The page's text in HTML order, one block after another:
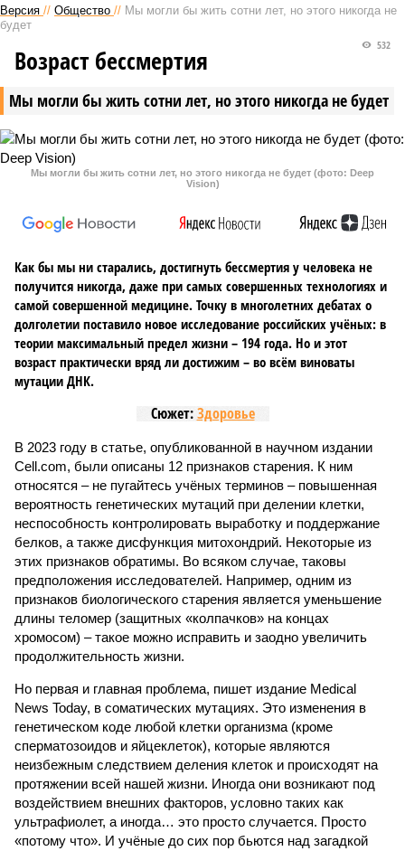
Версия // Общество // Мы могли бы жить сотни лет, но этого никогда не
будет
Мы могли бы жить сотни лет, но этого никогда не будет
532
Возраст бессмертия
Мы могли бы жить сотни лет, но этого никогда не будет (фото: Deep
Vision)
Как бы мы ни старались, достигнуть бессмертия у человека не
получится никогда, даже при самых совершенных технологиях и
самой совершенной медицине. Точку в многолетних дебатах о
долголетии поставило новое исследование российских учёных: в
теории максимальный предел жизни – 194 года. Но и этот
возраст практически вряд ли достижим – во всём виноваты
мутации ДНК.
Сюжет:Здоровье
В 2023 году в статье, опубликованной в научном издании
Cell.com, были описаны 12 признаков старения. К ним
относятся – не пугайтесь учёных терминов – повышенная
вероятность генетических мутаций при делении клетки,
неспособность контролировать выработку и поддержание
белков, а также дисфункция митохондрий. Некоторые из
этих признаков обратимы. Во всяком случае, таковы
предположения исследователей. Например, одним из
признаков биологического старения является уменьшение
длины теломер (защитных «колпачков» на концах
хромосом) – такое можно исправить и заодно увеличить
продолжительность жизни.
Но первая и главная проблема, пишет издание Medical
News Today, в соматических мутациях. Это изменения в
генетическом коде любой клетки организма (кроме
сперматозоидов и яйцеклеток), которые являются
неизбежным следствием деления клеток и происходят на
протяжении всей нашей жизни. Иногда они возникают под
воздействием внешних факторов, условно таких как
ультрафиолет, а иногда… это просто случается. Просто
«потому что». И учёные до сих пор бьются над загадкой